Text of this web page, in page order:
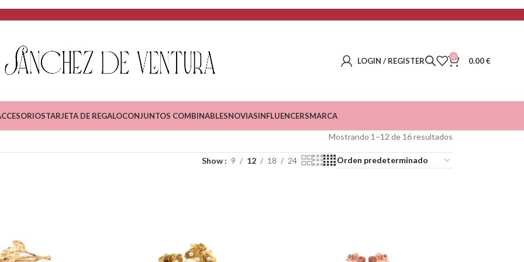
LOGIN / REGISTER 0 0.00€
TARJETA DE REGALOCONJUNTOS COMBINABLESNOVIASINFLUENCERSMARCA
Mostrando 1–12 de 16 resultados
Show 9 12 18 24